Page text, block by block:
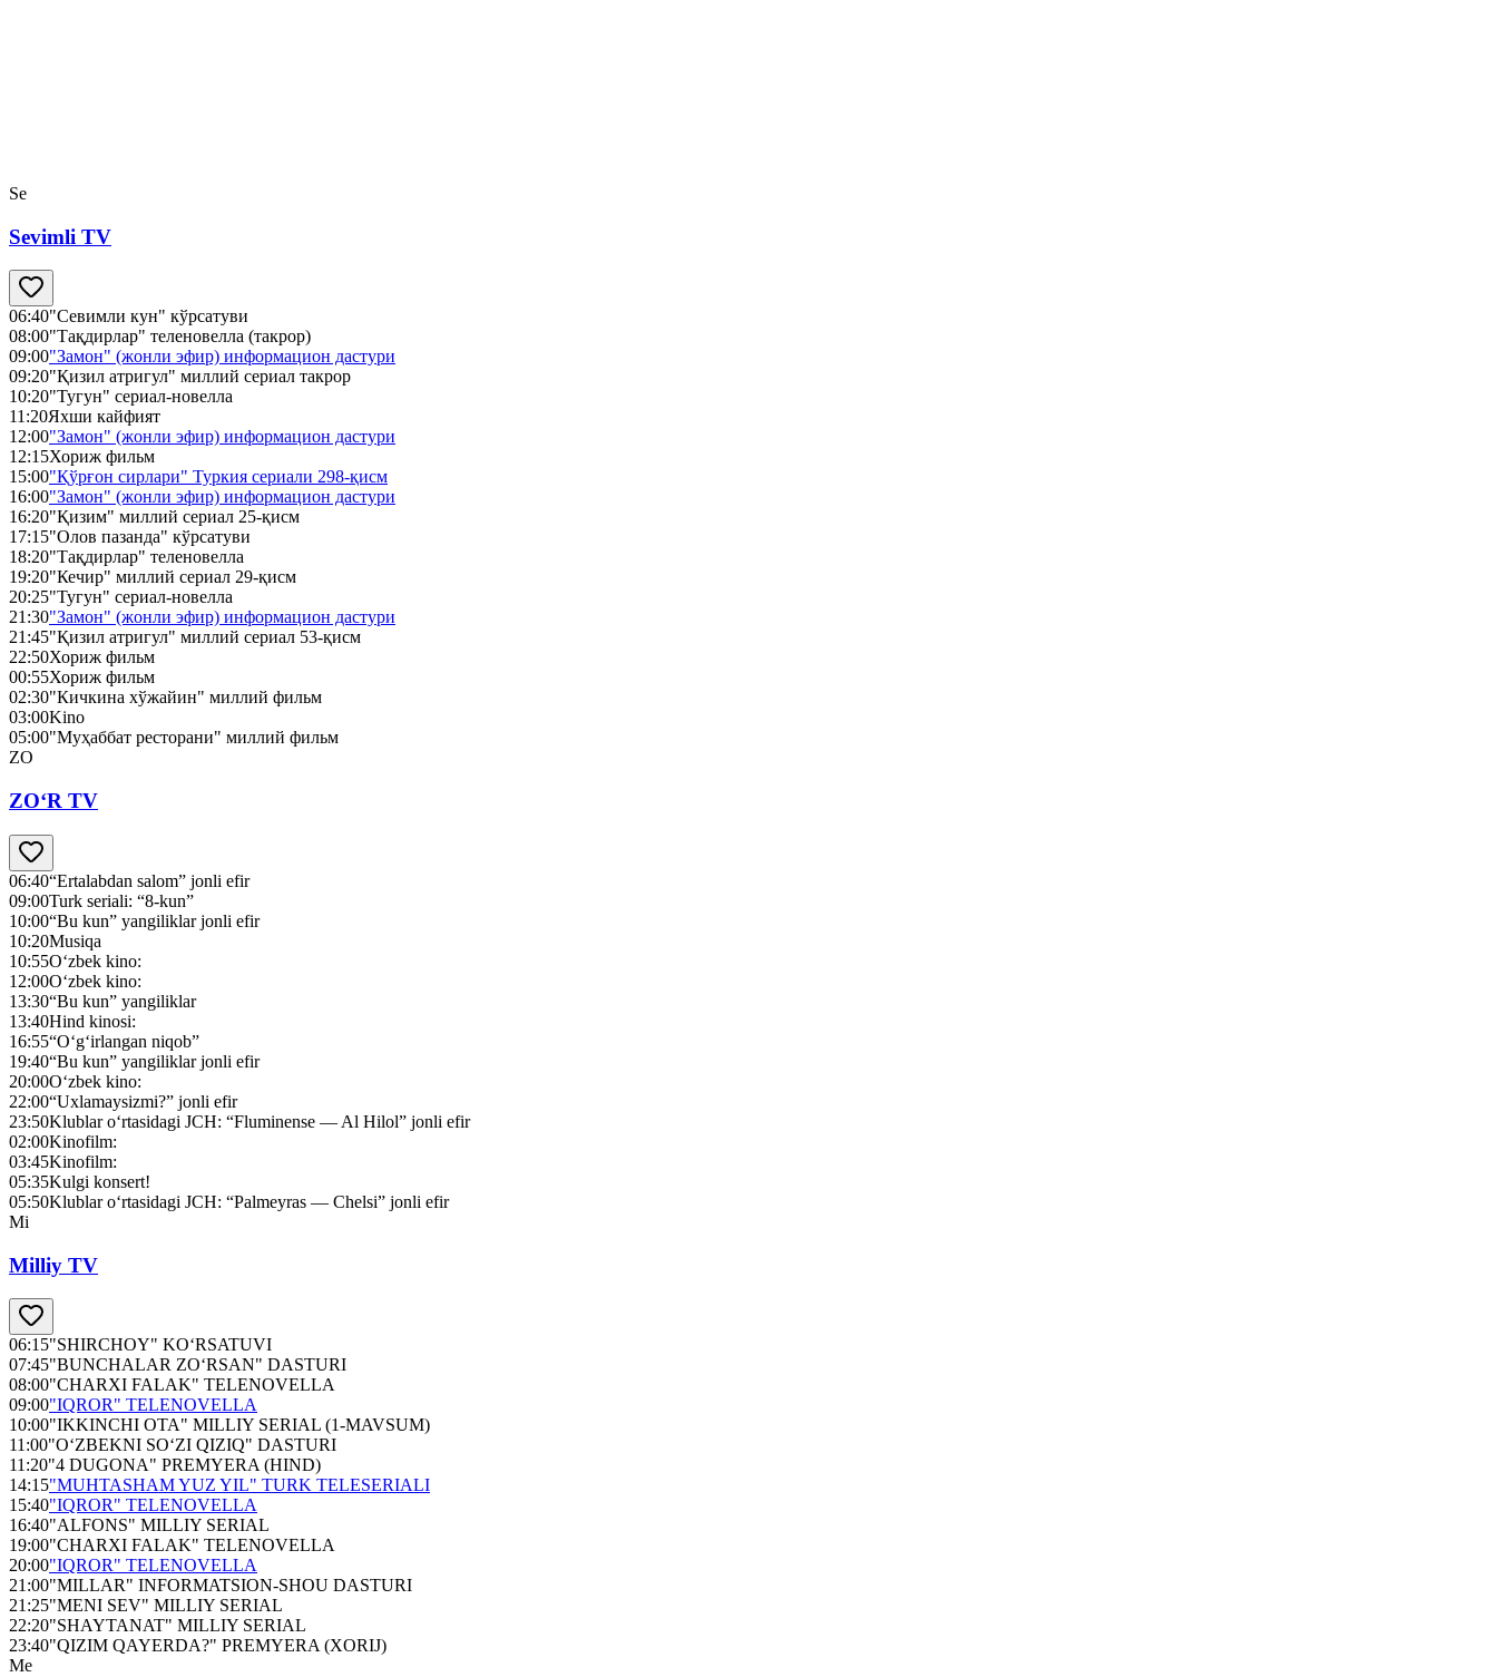
Se
Sevimli TV
06:40"Севимли кун" кўрсатуви
08:00"Тақдирлар" теленовелла (такрор)
09:00"Замон" (жонли эфир) информацион дастури
09:20"Қизил атригул" миллий сериал такрор
10:20"Тугун" сериал-новелла
11:20Яхши кайфият
12:00"Замон" (жонли эфир) информацион дастури
12:15Хориж фильм
15:00"Қўрғон сирлари" Туркия сериали 298-қисм
16:00"Замон" (жонли эфир) информацион дастури
16:20"Қизим" миллий сериал 25-қисм
17:15"Олов пазанда" кўрсатуви
18:20"Тақдирлар" теленовелла
19:20"Кечир" миллий сериал 29-қисм
20:25"Тугун" сериал-новелла
21:30"Замон" (жонли эфир) информацион дастури
21:45"Қизил атригул" миллий сериал 53-қисм
22:50Хориж фильм
00:55Хориж фильм
02:30"Кичкина хўжайин" миллий фильм
03:00Kino
05:00"Муҳаббат ресторани" миллий фильм
ZO
ZO‘R TV
06:40“Ertalabdan salom” jonli efir
09:00Turk seriali: “8-kun”
10:00“Bu kun” yangiliklar jonli efir
10:20Musiqa
10:55O‘zbek kino:
12:00O‘zbek kino:
13:30“Bu kun” yangiliklar
13:40Hind kinosi:
16:55“O‘g‘irlangan niqob”
19:40“Bu kun” yangiliklar jonli efir
20:00O‘zbek kino:
22:00“Uxlamaysizmi?” jonli efir
23:50Klublar o‘rtasidagi JСH: “Fluminense — Al Hilol” jonli efir
02:00Kinofilm:
03:45Kinofilm:
05:35Kulgi konsert!
05:50Klublar o‘rtasidagi JСH: “Palmeyras — Chelsi” jonli efir
Mi
Milliy TV
06:15"SHIRCHOY" KO‘RSATUVI
07:45"BUNCHALAR ZO‘RSAN" DASTURI
08:00"CHARXI FALAK" TELENOVELLA
09:00"IQROR" TELENOVELLA
10:00"IKKINCHI OTA" MILLIY SERIAL (1-MAVSUM)
11:00"O‘ZBEKNI SO‘ZI QIZIQ" DASTURI
11:20"4 DUGONA" PREMYERA (HIND)
14:15"MUHTASHAM YUZ YIL" TURK TELESERIALI
15:40"IQROR" TELENOVELLA
16:40"ALFONS" MILLIY SERIAL
19:00"CHARXI FALAK" TELENOVELLA
20:00"IQROR" TELENOVELLA
21:00"MILLAR" INFORMATSION-SHOU DASTURI
21:25"MENI SEV" MILLIY SERIAL
22:20"SHAYTANAT" MILLIY SERIAL
23:40"QIZIM QAYERDA?" PREMYERA (XORIJ)
Me